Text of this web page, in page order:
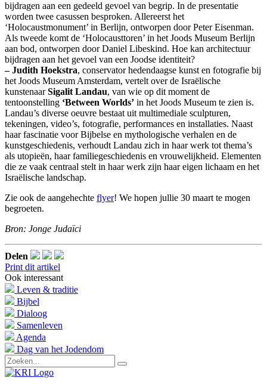
bijdragen aan een gedeeld gevoel van begrip. In de presentatie
worden twee casussen besproken. Allereerst het
‘Holocaustmonument’ in Berlijn, ontworpen door Peter Eisenman.
Als tweede komt de ‘Holocausttoren’ in het Joods Museum Berlijn
aan bod, ontworpen door Daniel Libeskind. Hoe kan architectuur
bijdragen aan het gevoel van een Joodse identiteit?
– Judith Hoekstra, conservator hedendaagse kunst en fotografie bij
het Joods Museum Amsterdam, vertelt over de Israëlische
kunstenaarSigalit Landau, van wie op dit moment de
tentoonstelling ‘Between Worlds’ in het Joods Museum te zien is.
Landau’s diverse oeuvre bestaat uit multimediale sculpturen,
tekeningen, video’s, fotografie, performances en installaties. Naast
haar fascinatie voor Bijbelse en mythologische verhalen en de
kunstgeschiedenis, verhoudt Landau zich in haar werk tot thema’s
als utopieën, haar familiegeschiedenis en vrouwelijkheid. Elementen
die ze vaak centraal stelt in haar werk zijn haar eigen lichaam en het
Israëlische landschap.
Zie ook de aangehechte flyer! We hopen jullie 30 maart te mogen
begroeten.
Bron: Jonge Judaïci
Delen
Print dit artikel
Ook interessant
Leven & traditie
Bijbel
Dialoog
Samenleven
Agenda
Dag van het Jodendom